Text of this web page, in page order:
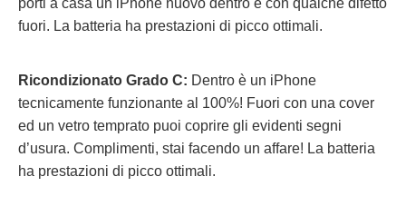
porti a casa un iPhone nuovo dentro e con qualche difetto
fuori. La batteria ha prestazioni di picco ottimali.
Ricondizionato Grado C: Dentro è un iPhone
tecnicamente funzionante al 100%! Fuori con una cover
ed un vetro temprato puoi coprire gli evidenti segni
d’usura. Complimenti, stai facendo un affare! La batteria
ha prestazioni di picco ottimali.